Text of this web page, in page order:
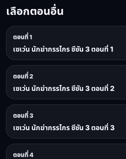
เลือกตอนอื่น
ตอนที่ 1
เซเว่น นักฆ่ากรรไกร ซีซัน 3 ตอนที่ 1
ตอนที่ 2
เซเว่น นักฆ่ากรรไกร ซีซัน 3 ตอนที่ 2
ตอนที่ 3
เซเว่น นักฆ่ากรรไกร ซีซัน 3 ตอนที่ 3
ตอนที่ 4